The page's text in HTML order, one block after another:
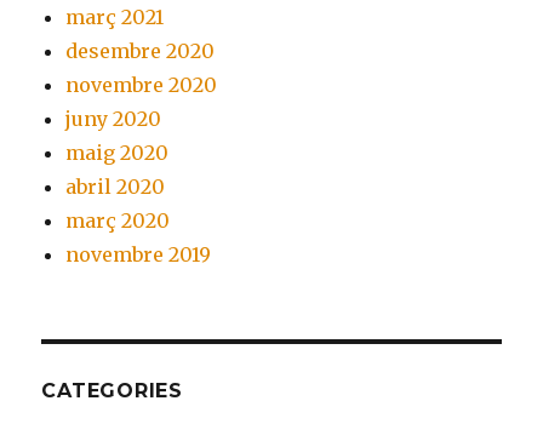
març 2021
desembre 2020
novembre 2020
juny 2020
maig 2020
abril 2020
març 2020
novembre 2019
CATEGORIES